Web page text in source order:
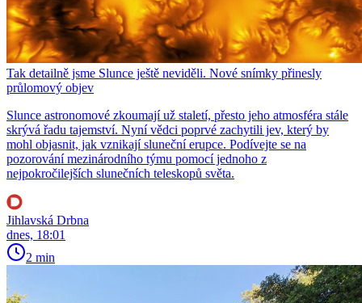
Tak detailně jsme Slunce ještě neviděli. Nové snímky přinesly
průlomový objev
Slunce astronomové zkoumají už staletí, přesto jeho atmosféra stále
skrývá řadu tajemství. Nyní vědci poprvé zachytili jev, který by
mohl objasnit, jak vznikají sluneční erupce. Podívejte se na
pozorování mezinárodního týmu pomocí jednoho z
nejpokročilejších slunečních teleskopů světa.
Jihlavská Drbna
dnes, 18:01
2 min